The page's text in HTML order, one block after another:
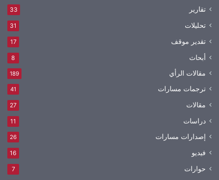
تقارير 33
تحليلات 31
تقدير موقف 17
أبحاث 8
مقالات الرأي 189
ترجمات مسارات 41
مقالات 27
دراسات 11
إصدارات مسارات 26
فيديو 16
حوارات 7